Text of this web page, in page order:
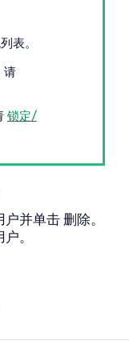
表。
请
锁定/
户并单击删除。
。